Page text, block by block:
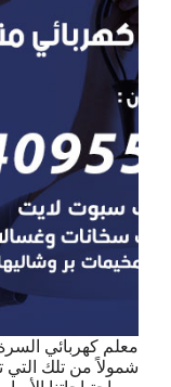
معلم كهربائي
شمولاً من تلك التي